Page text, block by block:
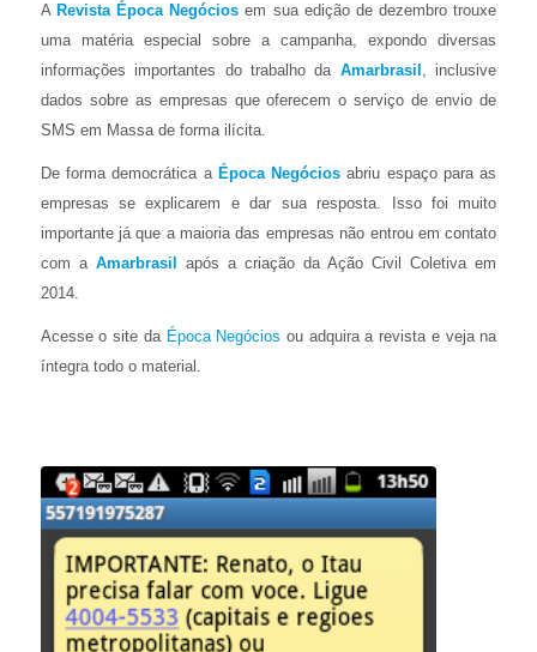
A Revista Época Negócios em sua edição de dezembro trouxe
uma matéria especial sobre a campanha, expondo diversas
informações importantes do trabalho da Amarbrasil , inclusive
dados sobre as empresas que oferecem o serviço de envio de
SMS em Massa de forma ilícita.
De forma democrática a Época Negócios abriu espaço para as
empresas se explicarem e dar sua resposta. Isso foi muito
importante já que a maioria das empresas não entrou em contato
com a Amarbrasil
após a criação da Ação Civil Coletiva em
2014.
Acesse o site da Época Negócios ou adquira a revista e veja na
íntegra todo o material.